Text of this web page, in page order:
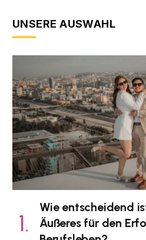
UNSERE AUSWAHL
Wie entscheidend
Äußeres für den